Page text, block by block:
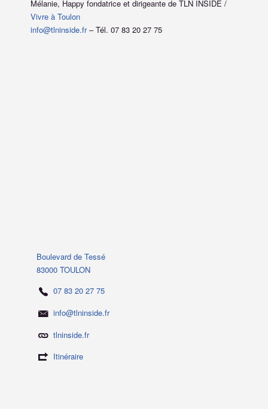
Mélanie, Happy fondatrice et dirigeante de TLN INSIDE /
Vivre à Toulon
info@tlninside.fr– Tél. 07 83 20 27 75
Boulevard de Tessé
83000 TOULON
07 83 20 27 75
info@tlninside.fr
tlninside.fr
Itinéraire